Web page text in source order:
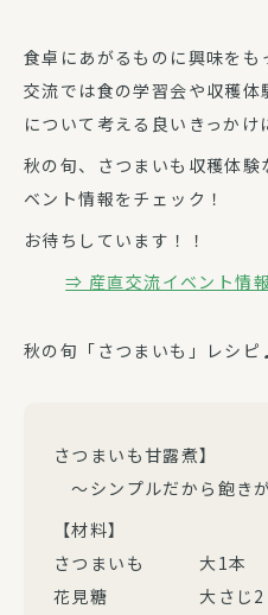
食卓にあがるものに興味を
交流では食の学習会や収穫
について考える良いきっかけ
秋の旬、さつまいも収穫体
ベント情報をチェック！
お待ちしています！！
⇒ 産直交流イベント情
秋の旬「さつまいも」レシピ
さつまいも甘露煮】
～シンプルだから飽き
【材料】
さつまいも 大1本
花見糖 大さじ2